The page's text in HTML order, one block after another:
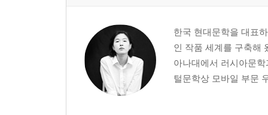
한국 현대문학을 대표
인 작품 세계를 구축해
아나대에서 러시아문
털문학상 모바일 부문